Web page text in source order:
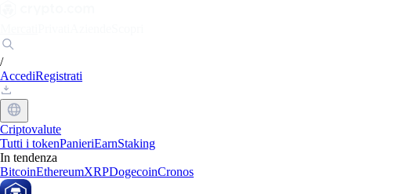
/
AccediRegistrati
Criptovalute
Tutti i tokenPanieriEarnStaking
In tendenza
BitcoinEthereumXRPDogecoinCronos